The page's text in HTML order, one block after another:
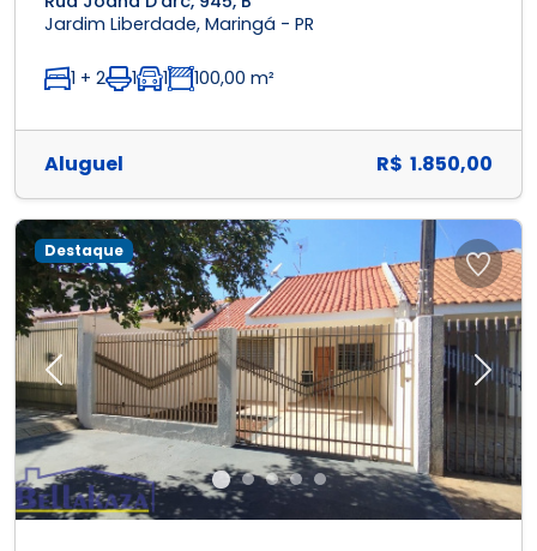
Jardim Liberdade, Maringá - PR
1 + 2 1 1 100,00 m²
Aluguel R$ 1.850,00
Previous Next
Destaque